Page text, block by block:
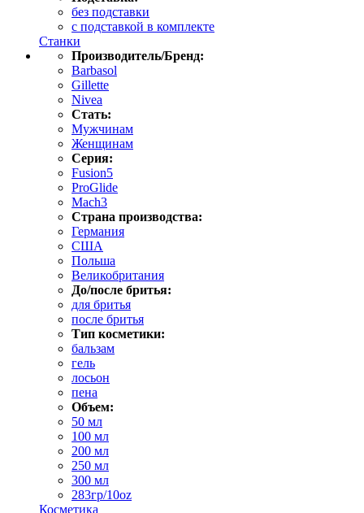
без подставки
с подставкой в комплекте
Станки
Производитель/Бренд:
Barbasol
Gillette
Nivea
Стать:
Мужчинам
Женщинам
Серия:
Fusion5
ProGlide
Mach3
Страна производства:
Германия
США
Польша
Великобритания
До/после бритья:
для бритья
после бритья
Тип косметики:
бальзам
гель
лосьон
пена
Объем:
50 мл
100 мл
200 мл
250 мл
300 мл
283гр/10oz
Косметика